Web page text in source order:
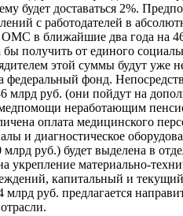
будет доставаться 2%.
с работодателей в
ОМС в ближайшие два года на
бы получить от единого
этой суммы будут уже
фонд.
млрд руб. (они пойдут на
неработающим
оплата медицинского
и диагностическое
млрд руб.) будет выделена в
укрепление материально-
капитальный и
руб. предлагается